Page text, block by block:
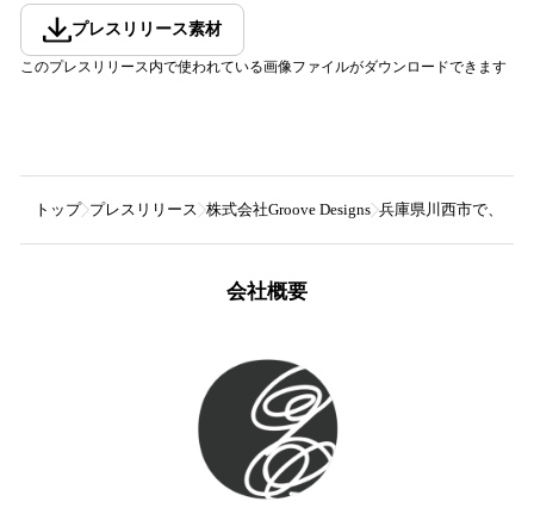
プレスリリース素材
このプレスリリース内で使われている画像ファイルがダウンロードできます
トップ プレスリリース 株式会社Groove Designs 兵庫県川西市で、共
会社概要